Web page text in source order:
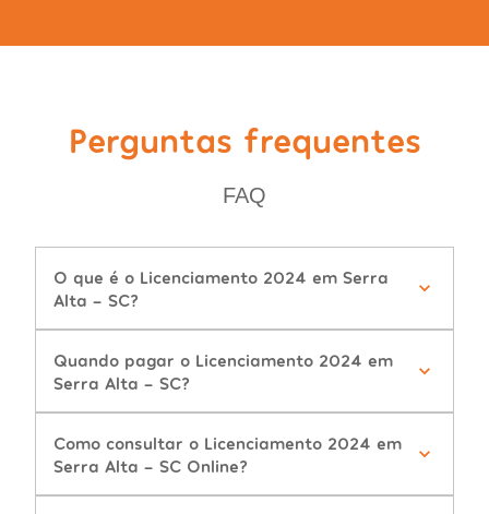
Perguntas frequentes
FAQ
O que é o Licenciamento 2024 em Serra
Alta - SC?
Quando pagar o Licenciamento 2024 em
Serra Alta - SC?
Como consultar o Licenciamento 2024 em
Serra Alta - SC Online?